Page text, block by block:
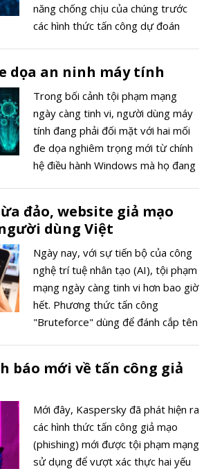
năng chống chịu của chúng trước
các hình thức tấn công dự đoán
dọa an ninh máy tính
Trong bối cảnh tội phạm mạng
ngày càng tinh vi, người dùng máy
tính đang phải đối mặt với hai mối
đe dọa nghiêm trọng mới từ chính
hệ điều hành Windows mà họ đang
"khôn khéo", cho phép tin tặc khai
thác tính năng tìm kiếm trên
Windows Explorer để lây lan mã
độc hại.
đảo, website giả mạo
dùng Việt
Ngày nay, với sự tiến bộ của công
nghệ trí tuệ nhân tạo (AI), tội phạm
mạng ngày càng tinh vi hơn bao giờ
hết. Phương thức tấn công
"Bruteforce" dùng để đánh cắp tên
nhằm tiếp cận hệ thống, gây thiệt
báo mới về tấn công giả
Mới đây, Kaspersky đã phát hiện ra
các hình thức tấn công giả mạo
(phishing) mới được tội phạm mạng
sử dụng để vượt xác thực hai yếu